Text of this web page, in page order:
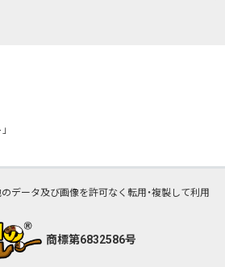
データ及び画像を許可なく転用・複製して利用
商標第6832586号